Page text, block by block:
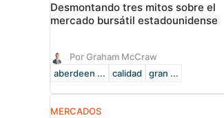
Desmontando tres mitos sobre el
mercado bursátil estadounidense
Por Graham McCraw
aberdeen ...
calidad gran ...
MERCADOS